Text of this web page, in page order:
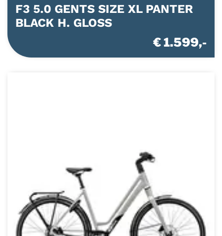
F3 5.0 GENTS SIZE XL PANTER
BLACK H. GLOSS
€ 1.599,-